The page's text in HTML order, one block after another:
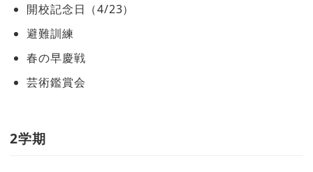
開校記念日（4/23）
避難訓練
春の早慶戦
芸術鑑賞会
2学期